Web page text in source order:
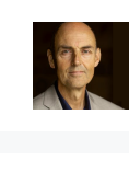
inhoud